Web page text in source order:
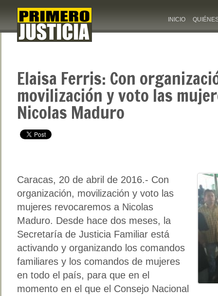
INICIO
Elaisa Ferris: Con
movilización y voto las
Nicolas Maduro
Caracas, 20 de abril de 2016.- Con
organización, movilización y voto las
mujeres revocaremos a Nicolas
Maduro. Desde hace dos meses, la
Secretaría de Justicia Familiar está
activando y organizando los comandos
familiares y los comandos de mujeres
en todo el país, para que en el
momento en el que el Consejo Nacional